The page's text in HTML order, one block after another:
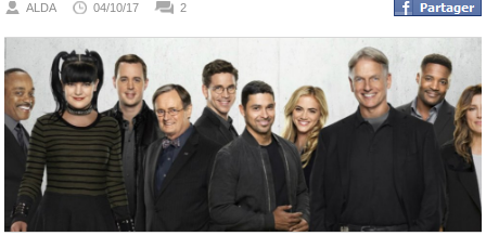
ALDA 04/10/17 2